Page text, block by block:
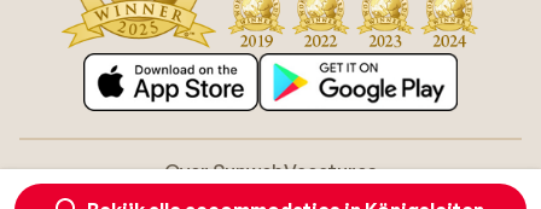
Over SunwebVacatures
Algemene voorwaarden zonvakanties